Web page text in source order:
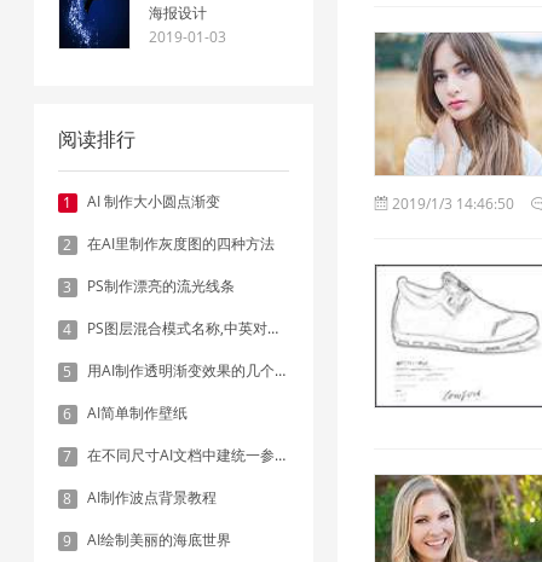
海报设计
2019-01-03
阅读排行
1 AI 制作大小圆点渐变
2 在AI里制作灰度图的四种方法
3 PS制作漂亮的流光线条
4 PS图层混合模式名称,中英对照表
5 用AI制作透明渐变效果的几个方法
6 AI简单制作壁纸
7 在不同尺寸AI文档中建统一参考线 - 方法1：对齐和分布
8 AI制作波点背景教程
9 AI绘制美丽的海底世界
2019/1/3 14:46:50